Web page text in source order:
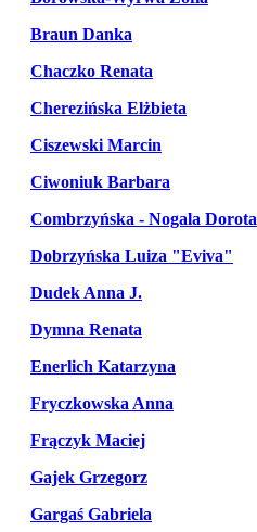
Braun Danka
Chaczko Renata
Cherezińska Elżbieta
Ciszewski Marcin
Ciwoniuk Barbara
Combrzyńska - Nogala Dorota
Dobrzyńska Luiza "Eviva"
Dudek Anna J.
Dymna Renata
Enerlich Katarzyna
Fryczkowska Anna
Frączyk Maciej
Gajek Grzegorz
Gargaś Gabriela